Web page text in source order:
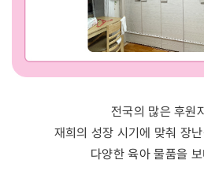
전국의 많은 후원
재희의 성장 시기에 맞춰 장
다양한 육아 물품을